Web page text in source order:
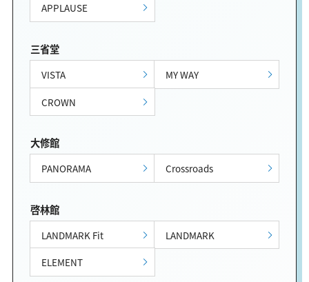
APPLAUSE
三省堂
VISTA
MY WAY
CROWN
大修館
PANORAMA Crossroads
啓林館
LANDMARK Fit
LANDMARK
ELEMENT